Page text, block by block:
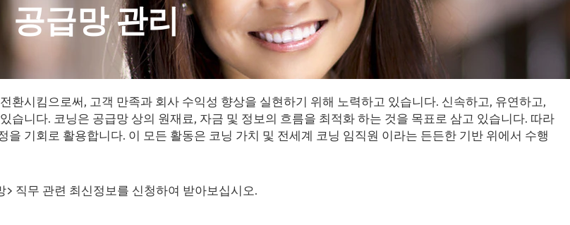
공급망 관리
환시킴으로써, 고객 만족과 회사 수익성 향상을 실현하기 위해 노력하고 있습니다. 신속하고, 유연하고,
니다. 코닝은 공급망 상의 원재료, 자금 및 정보의 흐름을 최적화 하는 것을 목표로 삼고 있습니다. 따라
기회로 활용합니다. 이 모든 활동은 코닝 가치 및 전세계 코닝 임직원 이라는 든든한 기반 위에서 수행
직무 관련 최신정보를 신청하여 받아보십시오.